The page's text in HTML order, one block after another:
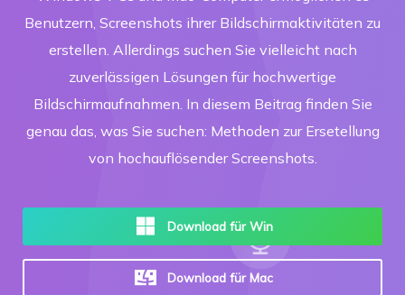
Benutzern, Screenshots ihrer Bildschirmaktivitäten zu
erstellen. Allerdings suchen Sie vielleicht nach
zuverlässigen Lösungen für hochwertige
Bildschirmaufnahmen. In diesem Beitrag finden Sie
genau das, was Sie suchen: Methoden zur Ersetellung
von hochauflösender Screenshots.
Download für Win
Download für Mac